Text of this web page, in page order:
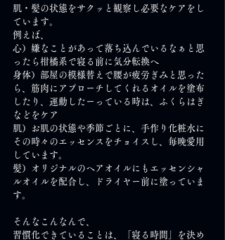
肌・髪の状態をサクッと観察し必要なケアをし
ています。
例えば、
心）嫌なことがあって落ち込んでいるなぁと思
ったら柑橘系で寝る前に気分転換へ
身体）部屋の模様替えで腰が疲労ぎみと思った
ら、筋肉にアプローチしてくれるオイルを塗布
したり、運動したーっている時は、ふくらはぎ
などをケア
肌）お肌の状態や季節ごとに、手作り化粧水に
その時々のエッセンスをチョイスし、毎晩愛用
しています。
髪）オリジナルのヘアオイルにもエッセンシャ
ルオイルを配合し、ドライヤー前に塗っていま
す。
そんなこんなんで、
習慣化できていることは、「寝る時間」を決め